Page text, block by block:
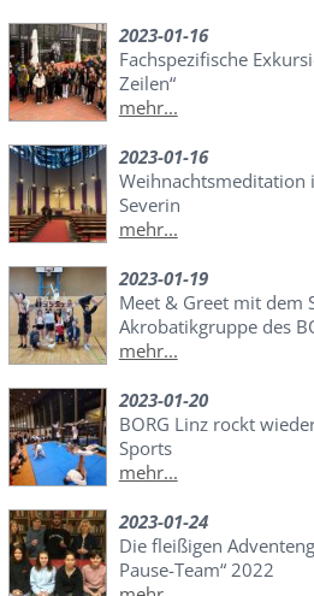
2023-01-16
Fachspezifische
Zeilen“
mehr...
2023-01-16
Weihnachtsmeditation
Severin
mehr...
2023-01-19
Meet & Greet mit dem
Akrobatikgruppe des
mehr...
2023-01-20
BORG Linz rockt
Sports
mehr...
2023-01-24
Die fleißigen
Pause-Team“ 2022